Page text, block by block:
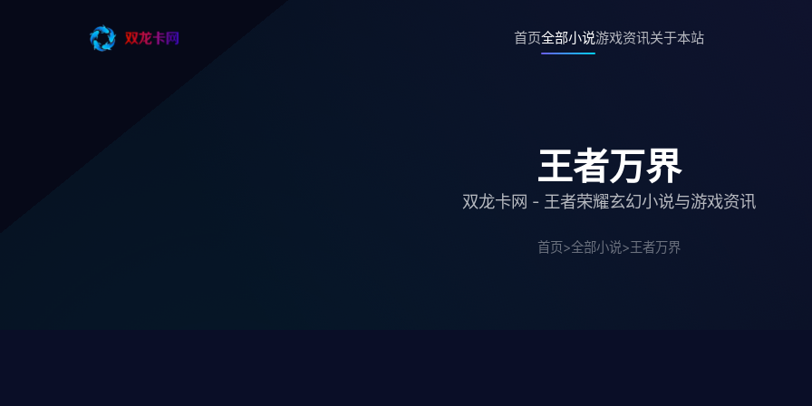
首页全部小说游戏资讯关于本站
王者万界
双龙卡网 - 王者荣耀玄幻小说与游戏资讯
首页>全部小说>王者万界